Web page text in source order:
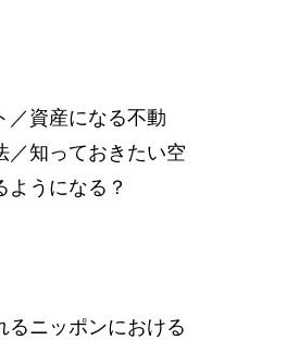
／資産になる不動
／知っておきたい空
ようになる？
るニッポンにおける